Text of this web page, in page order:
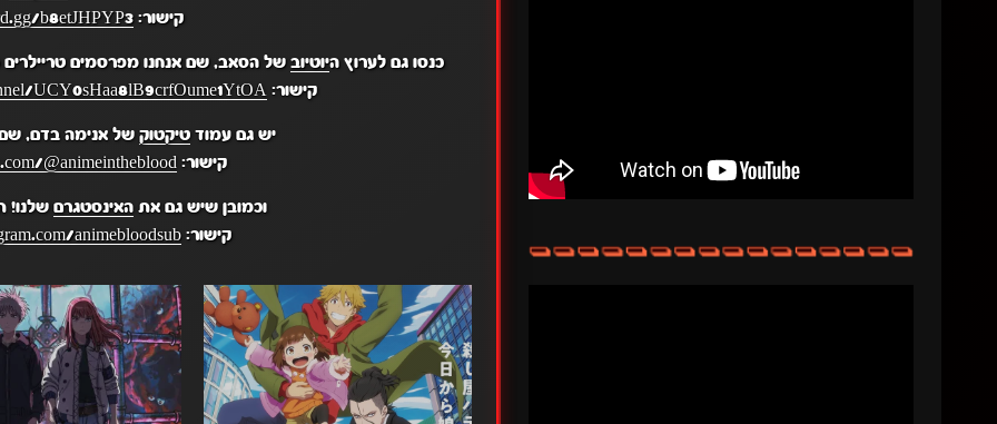
קישור: b8etJHPYP3
כנסו גם לערוץ היוטיובשל הסאב, שם אנחנו מפרסמים טריילרים
קישור: UCY0sHaa8lB9crfOume1YtOA
יש גם עמודטיקטוק של אנימה בדם, שם
קישור: @animeintheblood
וכמובן שיש גם אתהאינסטגרם שלנו!
קישור: animebloodsub/